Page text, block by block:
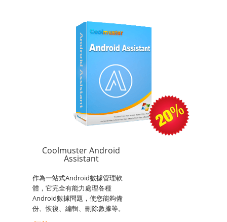
Coolmuster Android
Assistant
作為一站式Android數據管理軟
體，它完全有能力處理各種
Android數據問題，使您能夠備
份、恢復、編輯、刪除數據等。